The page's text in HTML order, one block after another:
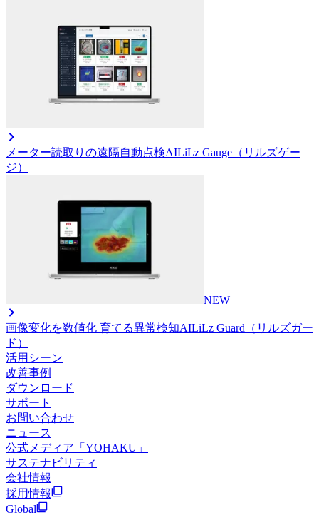
メーター読取りの遠隔自動点検AILiLz Gauge（リルズゲー
ジ）
NEW
画像変化を数値化 育てる異常検知AILiLz Guard（リルズガー
ド）
活用シーン
改善事例
ダウンロード
サポート
お問い合わせ
ニュース
公式メディア「YOHAKU」
サステナビリティ
会社情報
採用情報
Global